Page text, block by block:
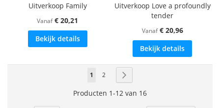
Uitverkoop Family
Vanaf € 20,21
Bekijk details
Uitverkoop Love a profoundly
tender
Vanaf € 20,96
Bekijk details
Pagina
U
lees
1 Pagina
2
Producten 1-12 van 16